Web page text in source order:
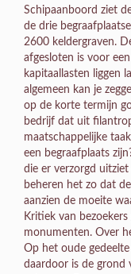
Schipaanboord ziet
de drie
2600 keldergraven.
afgesloten is voor
kapitaallasten liggen
algemeen kan je
op de korte termijn
bedrijf dat uit
maatschappelijke
een begraafplaats
die er verzorgd
beheren het zo dat
aanzien de moeite
Kritiek van
monumenten. Over
Op het oude
daardoor is de grond